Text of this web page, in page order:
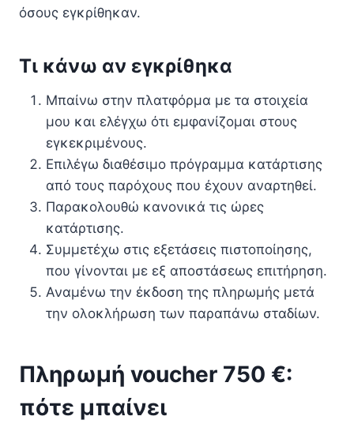
όσους εγκρίθηκαν.
Τι κάνω αν εγκρίθηκα
Μπαίνω στην πλατφόρμα με τα στοιχεία
μου και ελέγχω ότι εμφανίζομαι στους
εγκεκριμένους.
Επιλέγω διαθέσιμο πρόγραμμα κατάρτισης
από τους παρόχους που έχουν αναρτηθεί.
Παρακολουθώ κανονικά τις ώρες
κατάρτισης.
Συμμετέχω στις εξετάσεις πιστοποίησης,
που γίνονται με εξ αποστάσεως επιτήρηση.
Αναμένω την έκδοση της πληρωμής μετά
την ολοκλήρωση των παραπάνω σταδίων.
Πληρωμή voucher 750 €:
πότε μπαίνει